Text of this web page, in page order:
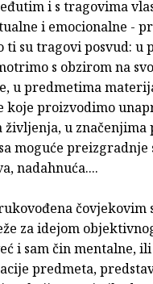
i s tragovima
i emocionalne -
ti su tragovi posvud: u
s obzirom na
u predmetima
koje proizvodimo
življenja, u značenjima
moguće preizgradnje
nadahnuća....
čovjekovim
za idejom
i sam čin mentalne, ili
predmeta,